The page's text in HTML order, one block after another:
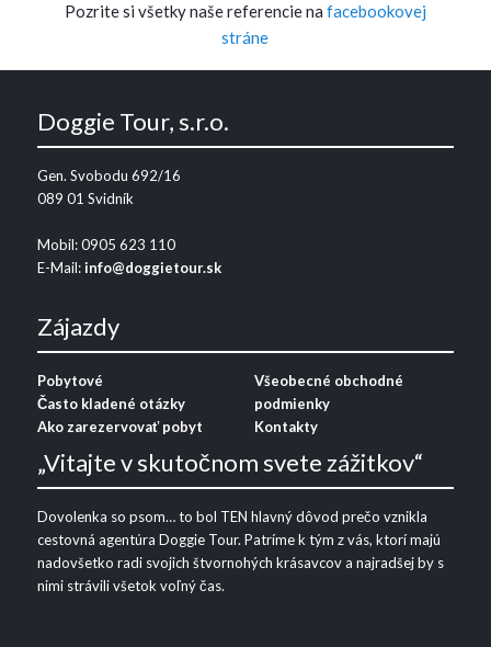
Pozrite si všetky naše referencie na facebookovej
stráne
Doggie Tour, s.r.o.
Gen. Svobodu 692/16
089 01 Svidník
Mobil: 0905 623 110
E-Mail:info@doggietour.sk
Zájazdy
Pobytové
Často kladené otázky
Ako zarezervovať pobyt
Všeobecné obchodné
podmienky
Kontakty
„Vitajte v skutočnom svete zážitkov“
Dovolenka so psom… to bol TEN hlavný dôvod prečo vznikla
cestovná agentúra Doggie Tour. Patríme k tým z vás, ktorí majú
nadovšetko radi svojich štvornohých krásavcov a najradšej by s
nimi strávili všetok voľný čas.